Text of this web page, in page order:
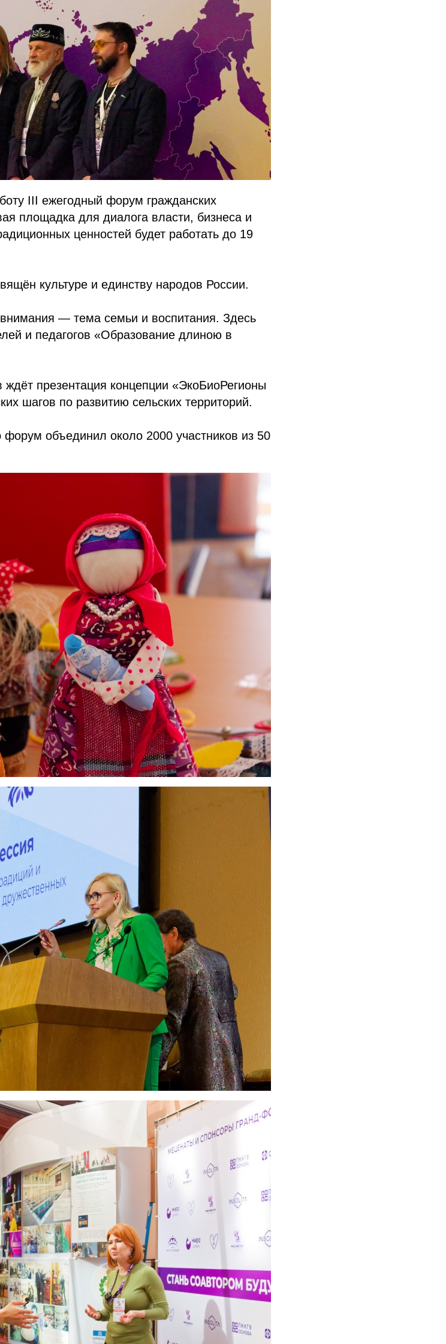
III ежегодный форум гражданских
площадка для диалога власти, бизнеса и
ценностей будет работать до 19
культуре и единству народов России.
— тема семьи и воспитания. Здесь
и педагогов «Образование длиною в
презентация концепции «ЭкоБиоРегионы
шагов по развитию сельских территорий.
форум объединил около 2000 участников из 50